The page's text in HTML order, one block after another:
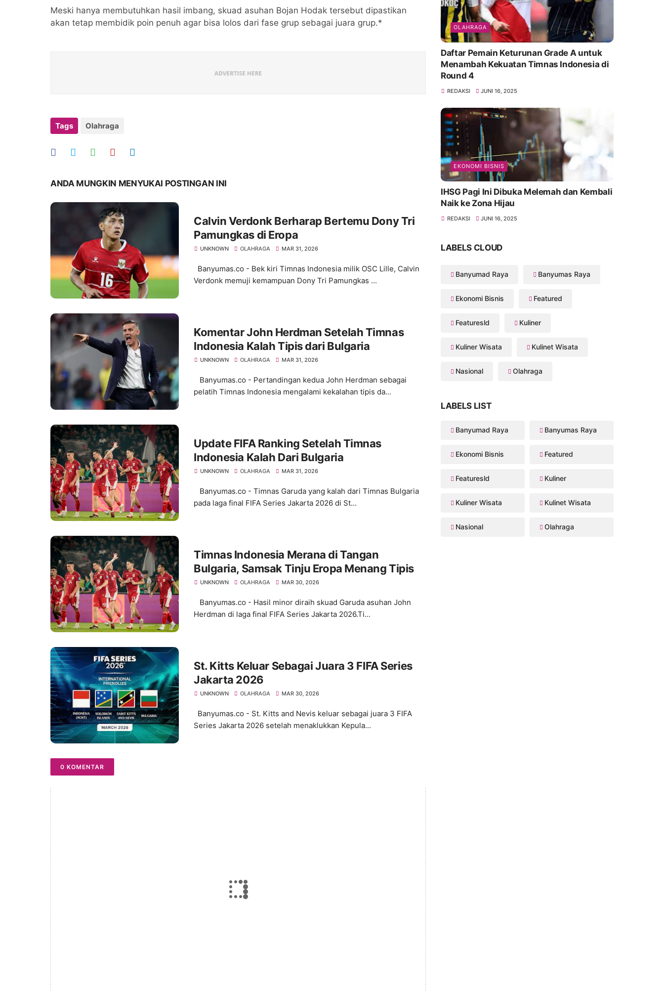
Meski hanya membutuhkan hasil imbang, skuad asuhan Bojan Hodak tersebut dipastikan
akan tetap membidik poin penuh agar bisa lolos dari fase grup sebagai juara grup.*
Tags Olahraga
ANDA MUNGKIN MENYUKAI POSTINGAN INI
Calvin Verdonk Berharap Bertemu Dony Tri
Pamungkas di Eropa
UNKNOWN OLAHRAGA MAR 31, 2026
Banyumas.co - Bek kiri Timnas Indonesia milik OSC Lille, Calvin
Verdonk memuji kemampuan Dony Tri Pamungkas ...
Komentar John Herdman Setelah Timnas
Indonesia Kalah Tipis dari Bulgaria
UNKNOWN OLAHRAGA MAR 31, 2026
Banyumas.co - Pertandingan kedua John Herdman sebagai
pelatih Timnas Indonesia mengalami kekalahan tipis da...
Update FIFA Ranking Setelah Timnas
Indonesia Kalah Dari Bulgaria
UNKNOWN OLAHRAGA MAR 31, 2026
Banyumas.co - Timnas Garuda yang kalah dari Timnas Bulgaria
pada laga final FIFA Series Jakarta 2026 di St...
Timnas Indonesia Merana di Tangan
Bulgaria, Samsak Tinju Eropa Menang Tipis
UNKNOWN OLAHRAGA MAR 30, 2026
Banyumas.co - Hasil minor diraih skuad Garuda asuhan John
Herdman di laga final FIFA Series Jakarta 2026.Ti...
St. Kitts Keluar Sebagai Juara 3 FIFA Series
Jakarta 2026
UNKNOWN OLAHRAGA MAR 30, 2026
Banyumas.co - St. Kitts and Nevis keluar sebagai juara 3 FIFA
Series Jakarta 2026 setelah menaklukkan Kepula...
0 KOMENTAR
OLAHRAGA
Daftar Pemain Keturunan Grade A untuk
Menambah Kekuatan Timnas Indonesia di
Round 4
REDAKSI JUNI 16, 2025
EKONOMI BISNIS
IHSG Pagi Ini Dibuka Melemah dan Kembali
Naik ke Zona Hijau
REDAKSI JUNI 16, 2025
LABELS CLOUD
Banyumad Raya Banyumas Raya
Ekonomi Bisnis Featured
Featuresld Kuliner
Kuliner Wisata Kulinet Wisata
Nasional Olahraga
LABELS LIST
Banyumad Raya Banyumas Raya
Ekonomi Bisnis Featured
Featuresld Kuliner
Kuliner Wisata Kulinet Wisata
Nasional Olahraga